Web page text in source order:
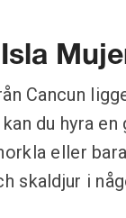
Cancun
du hyra
eller
skaldjur i